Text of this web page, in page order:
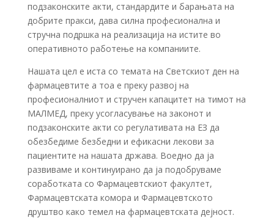
подзаконските акти, стандардите и барањата на
добрите пракси, дава силна професионална и
стручна подршка на реализација на истите во
оперативното работење на компаниите.
Нашата цел е иста со темата на Светскиот ден на
фармацевтите а тоа е преку развој на
професионалниот и стручен капацитет на тимот на
МАЛМЕД, преку усогласување на законот и
подзаконските акти со регулативата на ЕЗ да
обезбедиме безбедни и ефикасни лекови за
пациентите на нашата држава. Воедно да ја
развиваме и континуирано да ја подобруваме
соработката со Фармацевтскиот факултет,
Фармацевтската комора и Фармацевтското
друштво како темел на фармацевтската дејност.